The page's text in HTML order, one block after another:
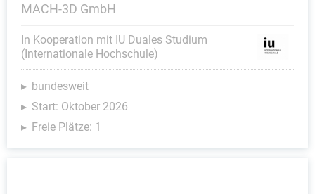
MACH-3D GmbH
In Kooperation mit IU Duales Studium
(Internationale Hochschule)
bundesweit
Start: Oktober 2026
Freie Plätze: 1